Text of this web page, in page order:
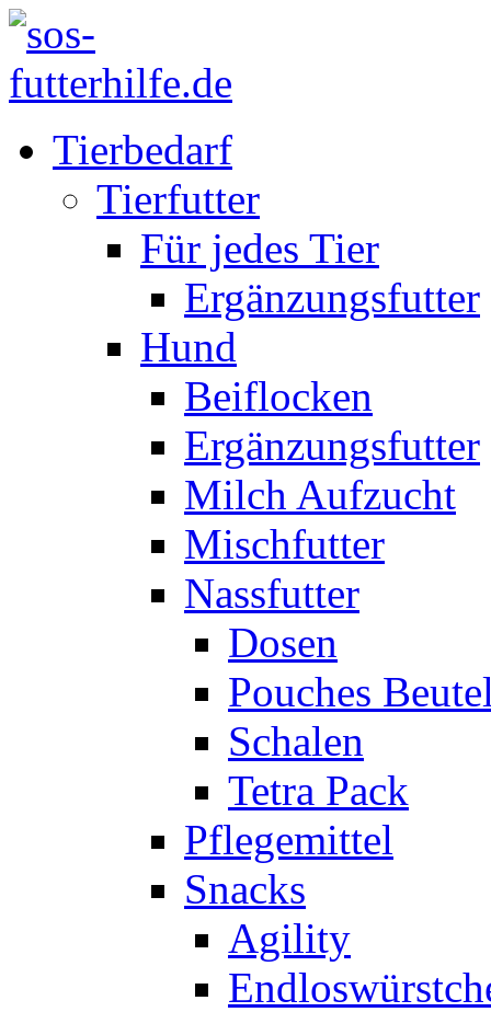
Tierbedarf
Tierfutter
Für jedes Tier
Ergänzungsfutter
Hund
Beiflocken
Ergänzungsfutter
Milch Aufzucht
Mischfutter
Nassfutter
Dosen
Pouches
Schalen
Tetra Pack
Pflegemittel
Snacks
Agility